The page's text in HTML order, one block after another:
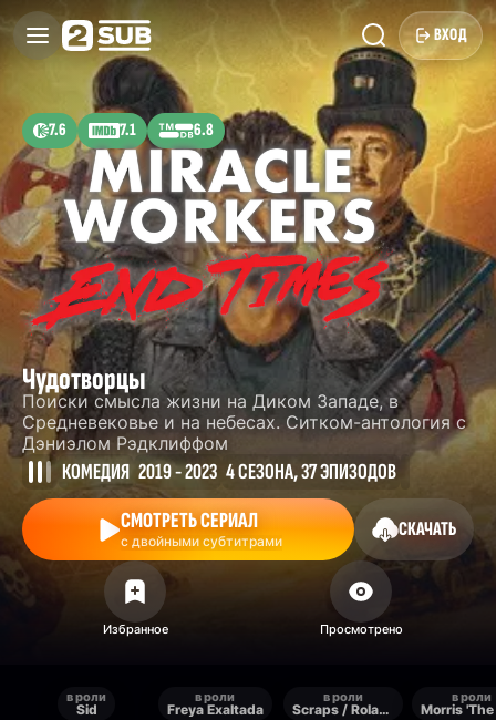
ВХОД
7.6 7.1 6.8
Чудотворцы
Поиски смысла жизни на Диком Западе, в
Средневековье и на небесах. Ситком-антология с
Дэниэлом Рэдклиффом
КОМЕДИЯ 2019 - 2023 4 СЕЗОНА, 37 ЭПИЗОДОВ
СМОТРЕТЬ СЕРИАЛ
с двойными субтитрами
СКАЧАТЬ
в роли
Sid
в роли
Freya Exaltada
в роли
Scraps / Roland Proudheart
в роли